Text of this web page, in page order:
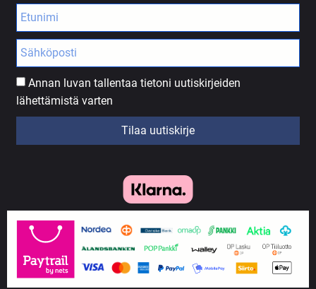
Annan luvan tallentaa tietoni uutiskirjeiden
lähettämistä varten
Tilaa uutiskirje